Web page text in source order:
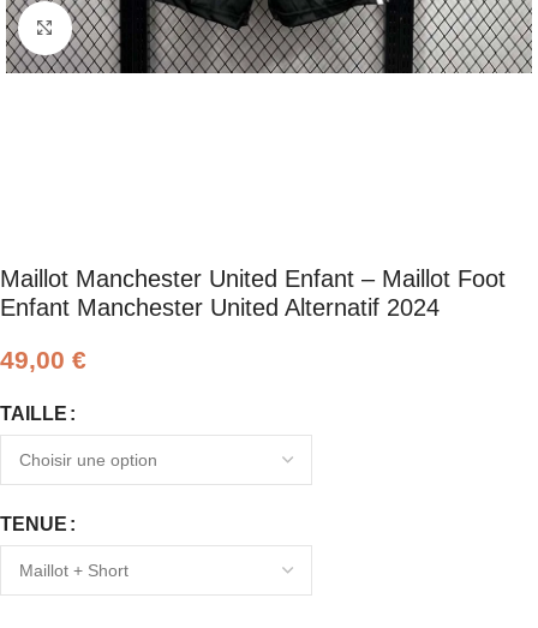
Click to enlarge
Maillot Manchester United Enfant – Maillot Foot
Enfant Manchester United Alternatif 2024
49,00 €
TAILLE
TENUE